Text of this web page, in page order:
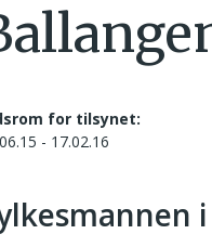
for tilsynet:
- 17.02.16